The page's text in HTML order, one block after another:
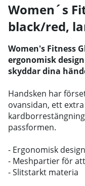
Women´s
black/red,
Women's Fitness
ergonomisk
skyddar dina
Handsken har
ovansidan, ett
passformen.
- Ergonomisk design
- Meshpartier för
- Slitstarkt materia